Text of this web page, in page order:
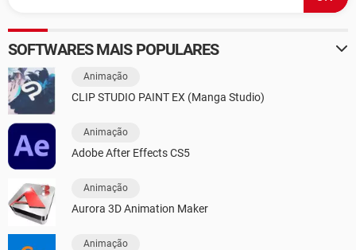
SOFTWARES MAIS POPULARES
Animação
CLIP STUDIO PAINT EX (Manga Studio)
Animação
Adobe After Effects CS5
Animação
Aurora 3D Animation Maker
Animação